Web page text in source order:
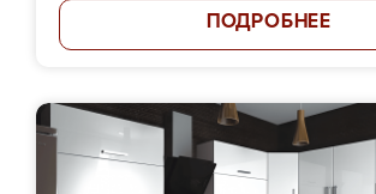
ПОДРОБНЕЕ